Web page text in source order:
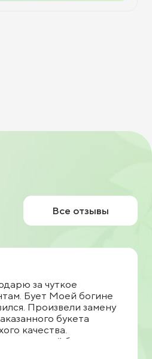
Все отзывы
за чуткое
Бует Моей богине
Произвели замену
букета
качества.
другой букет.